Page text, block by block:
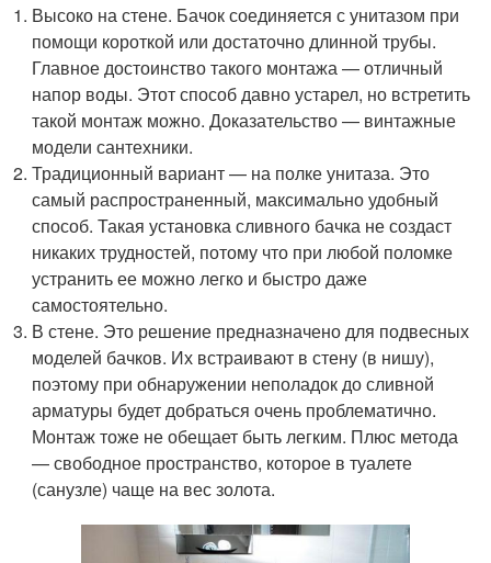
Высоко на стене. Бачок соединяется с унитазом при
помощи короткой или достаточно длинной трубы.
Главное достоинство такого монтажа — отличный
напор воды. Этот способ давно устарел, но встретить
такой монтаж можно. Доказательство — винтажные
модели сантехники.
Традиционный вариант — на полке унитаза. Это
самый распространенный, максимально удобный
способ. Такая установка сливного бачка не создаст
никаких трудностей, потому что при любой поломке
устранить ее можно легко и быстро даже
самостоятельно.
В стене. Это решение предназначено для подвесных
моделей бачков. Их встраивают в стену (в нишу),
поэтому при обнаружении неполадок до сливной
арматуры будет добраться очень проблематично.
Монтаж тоже не обещает быть легким. Плюс метода
— свободное пространство, которое в туалете
(санузле) чаще на вес золота.